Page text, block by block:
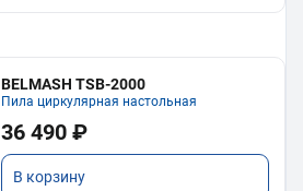
BELMASH TSB-2000
Пила циркулярная настольная
36 490 ₽
В корзину